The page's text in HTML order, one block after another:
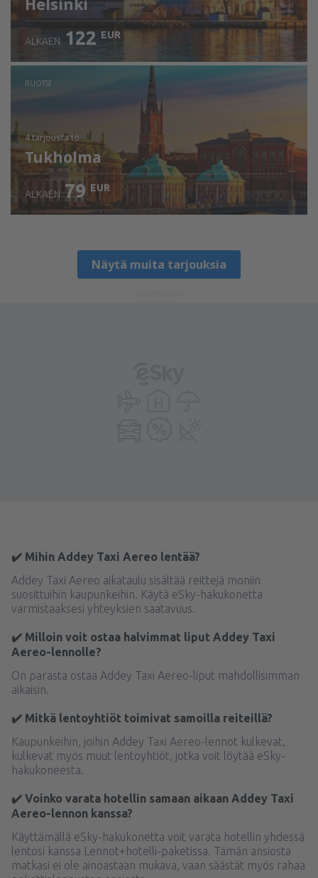
Helsinki
ALKAEN 122 EUR
RUOTSI
4 tarjoustato
Tukholma
ALKAEN 79 EUR
Näytä muita tarjouksia
✔️ Mihin Addey Taxi Aereo lentää?
Addey Taxi Aereo aikataulu sisältää reittejä moniin
suosittuihin kaupunkeihin. Käytä eSky-hakukonetta
varmistaaksesi yhteyksien saatavuus.
✔️ Milloin voit ostaa halvimmat liput Addey Taxi
Aereo-lennolle?
On parasta ostaa Addey Taxi Aereo-liput mahdollisimman
aikaisin.
✔️ Mitkä lentoyhtiöt toimivat samoilla reiteillä?
Kaupunkeihin, joihin Addey Taxi Aereo-lennot kulkevat,
kulkevat myös muut lentoyhtiöt, jotka voit löytää eSky-
hakukoneesta.
✔️ Voinko varata hotellin samaan aikaan Addey Taxi
Aereo-lennon kanssa?
Käyttämällä eSky-hakukonetta voit varata hotellin yhdessä
lentosi kanssa Lennot+hotelli-paketissa. Tämän ansiosta
matkasi ei ole ainoastaan mukava, vaan säästät myös rahaa